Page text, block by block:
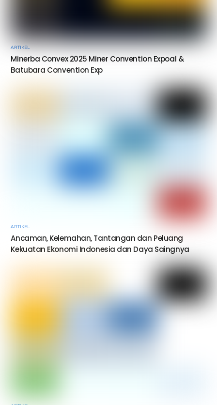
ARTIKEL
Minerba Convex 2025 Miner Convention Expoal &
Batubara Convention Exp
ARTIKEL
Ancaman, Kelemahan, Tantangan dan Peluang
Kekuatan Ekonomi Indonesia dan Daya Saingnya